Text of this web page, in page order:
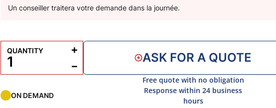
Un conseiller traitera votre demande dans la journée.
ON DEMAND
QUANTITY
−
+
ASK FOR A QUOTE
Free quote with no obligation
Response within 24 business
hours